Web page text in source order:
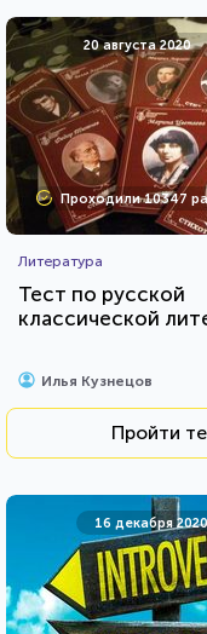
20 августа 2020
Проходили 10347
Литература
Тест по русской
классической
Илья Кузнецов
Пройти
16 декабря 2020